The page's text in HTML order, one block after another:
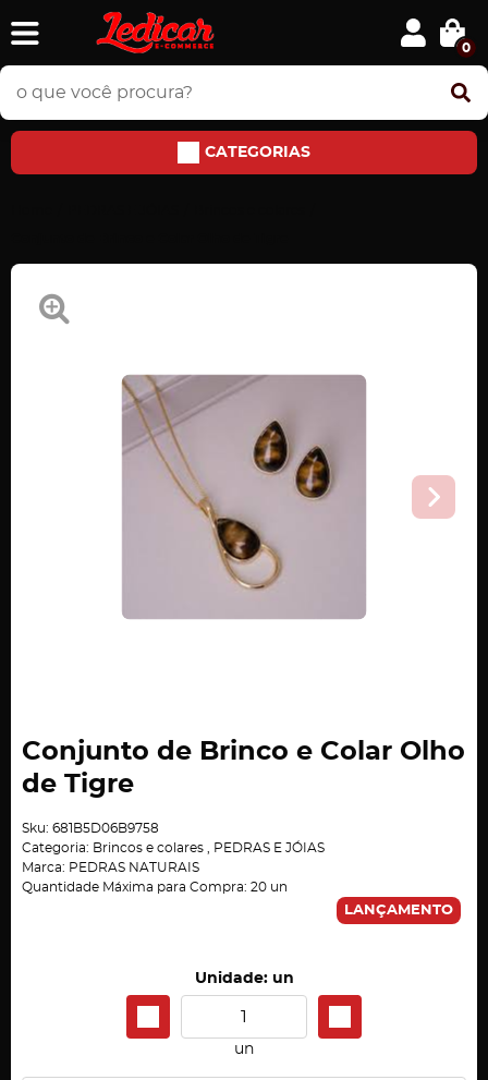
0
CATEGORIAS
Conjunto de Brinco e Colar Olho
de Tigre
Sku: 681B5D06B9758
Categoria: Brincos e colares
PEDRAS E JÓIAS
Marca: PEDRAS NATURAIS
Quantidade Máxima para Compra: 20 un
LANÇAMENTO
Unidade: un
un